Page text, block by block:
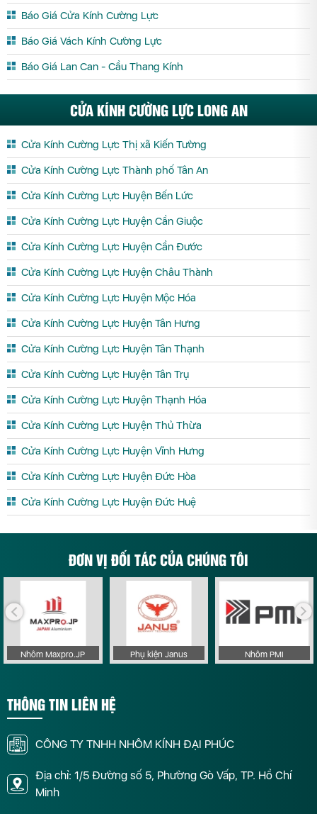
Báo Giá Cửa Kính Cường Lực
Báo Giá Vách Kính Cường Lực
Báo Giá Lan Can - Cầu Thang Kính
CỬA KÍNH CƯỜNG LỰC LONG AN
Cửa Kính Cường Lực Thị xã Kiến Tường
Cửa Kính Cường Lực Thành phố Tân An
Cửa Kính Cường Lực Huyện Bến Lức
Cửa Kính Cường Lực Huyện Cần Giuộc
Cửa Kính Cường Lực Huyện Cần Đước
Cửa Kính Cường Lực Huyện Châu Thành
Cửa Kính Cường Lực Huyện Mộc Hóa
Cửa Kính Cường Lực Huyện Tân Hưng
Cửa Kính Cường Lực Huyện Tân Thạnh
Cửa Kính Cường Lực Huyện Tân Trụ
Cửa Kính Cường Lực Huyện Thạnh Hóa
Cửa Kính Cường Lực Huyện Thủ Thừa
Cửa Kính Cường Lực Huyện Vĩnh Hưng
Cửa Kính Cường Lực Huyện Đức Hòa
Cửa Kính Cường Lực Huyện Đức Huệ
ĐƠN VỊ ĐỐI TÁC CỦA CHÚNG TÔI
Nhôm Maxpro.JP Phụ kiện Janus Nhôm PMI
THÔNG TIN LIÊN HỆ
CÔNG TY TNHH NHÔM KÍNH ĐẠI PHÚC
Địa chỉ: 1/5 Đường số 5, Phường Gò Vấp, TP. Hồ Chí
Minh